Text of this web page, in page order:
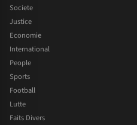
Societe
Justice
Economie
International
People
Sports
Football
Lutte
Faits Divers